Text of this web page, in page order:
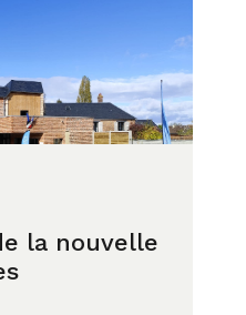
la nouvelle